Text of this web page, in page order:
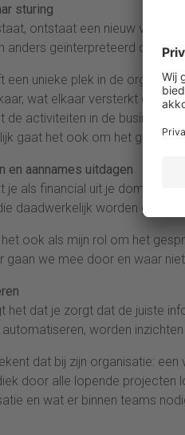
sturing
ontstaat een nieuw
anders geïnterpreteerd dan
een unieke plek in de
wat elkaar versterkt en
de activiteiten in de business,
gaat het ook om het gedrag
en aannames uitdagen
je als financial uit je domein
daadwerkelijk worden
het ook als mijn rol om het
gaan we mee door en waar
het dat je zorgt dat de juiste
worden
dat bij zijn organisatie:
door alle lopende projecten
en wat er binnen teams